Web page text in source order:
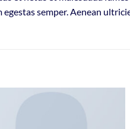
semper. Aenean